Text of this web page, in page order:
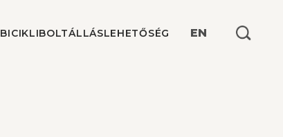
ÁLLÁSLEHETŐSÉG EN Keresés: